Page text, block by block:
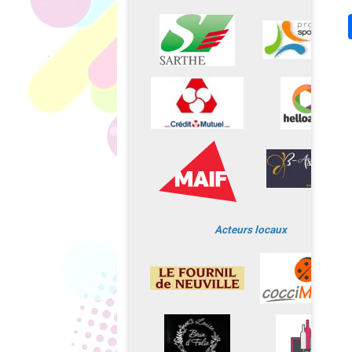
Acteurs locaux